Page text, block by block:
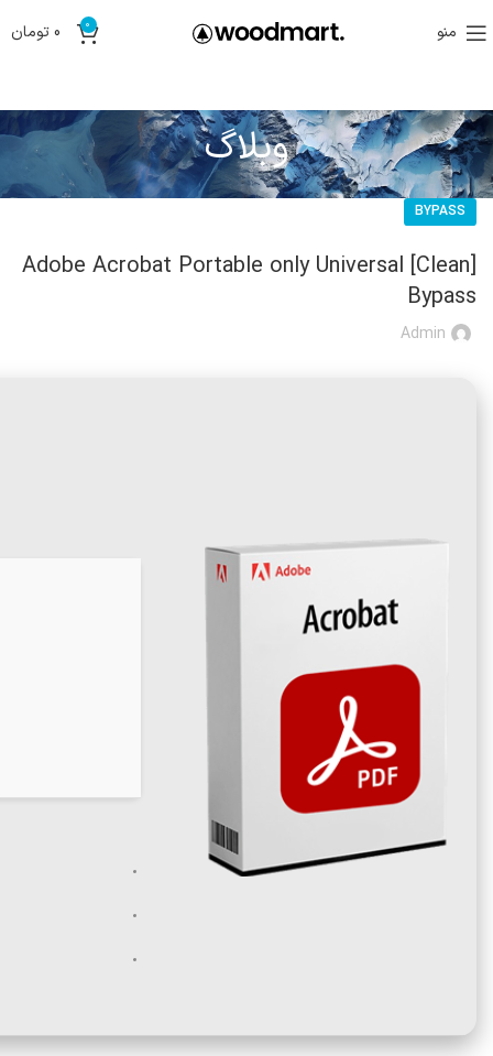
منو 0
0تومان
وبلاگ
BYPASS
Adobe Acrobat Portable only Universal [Clean]
Bypass
Admin